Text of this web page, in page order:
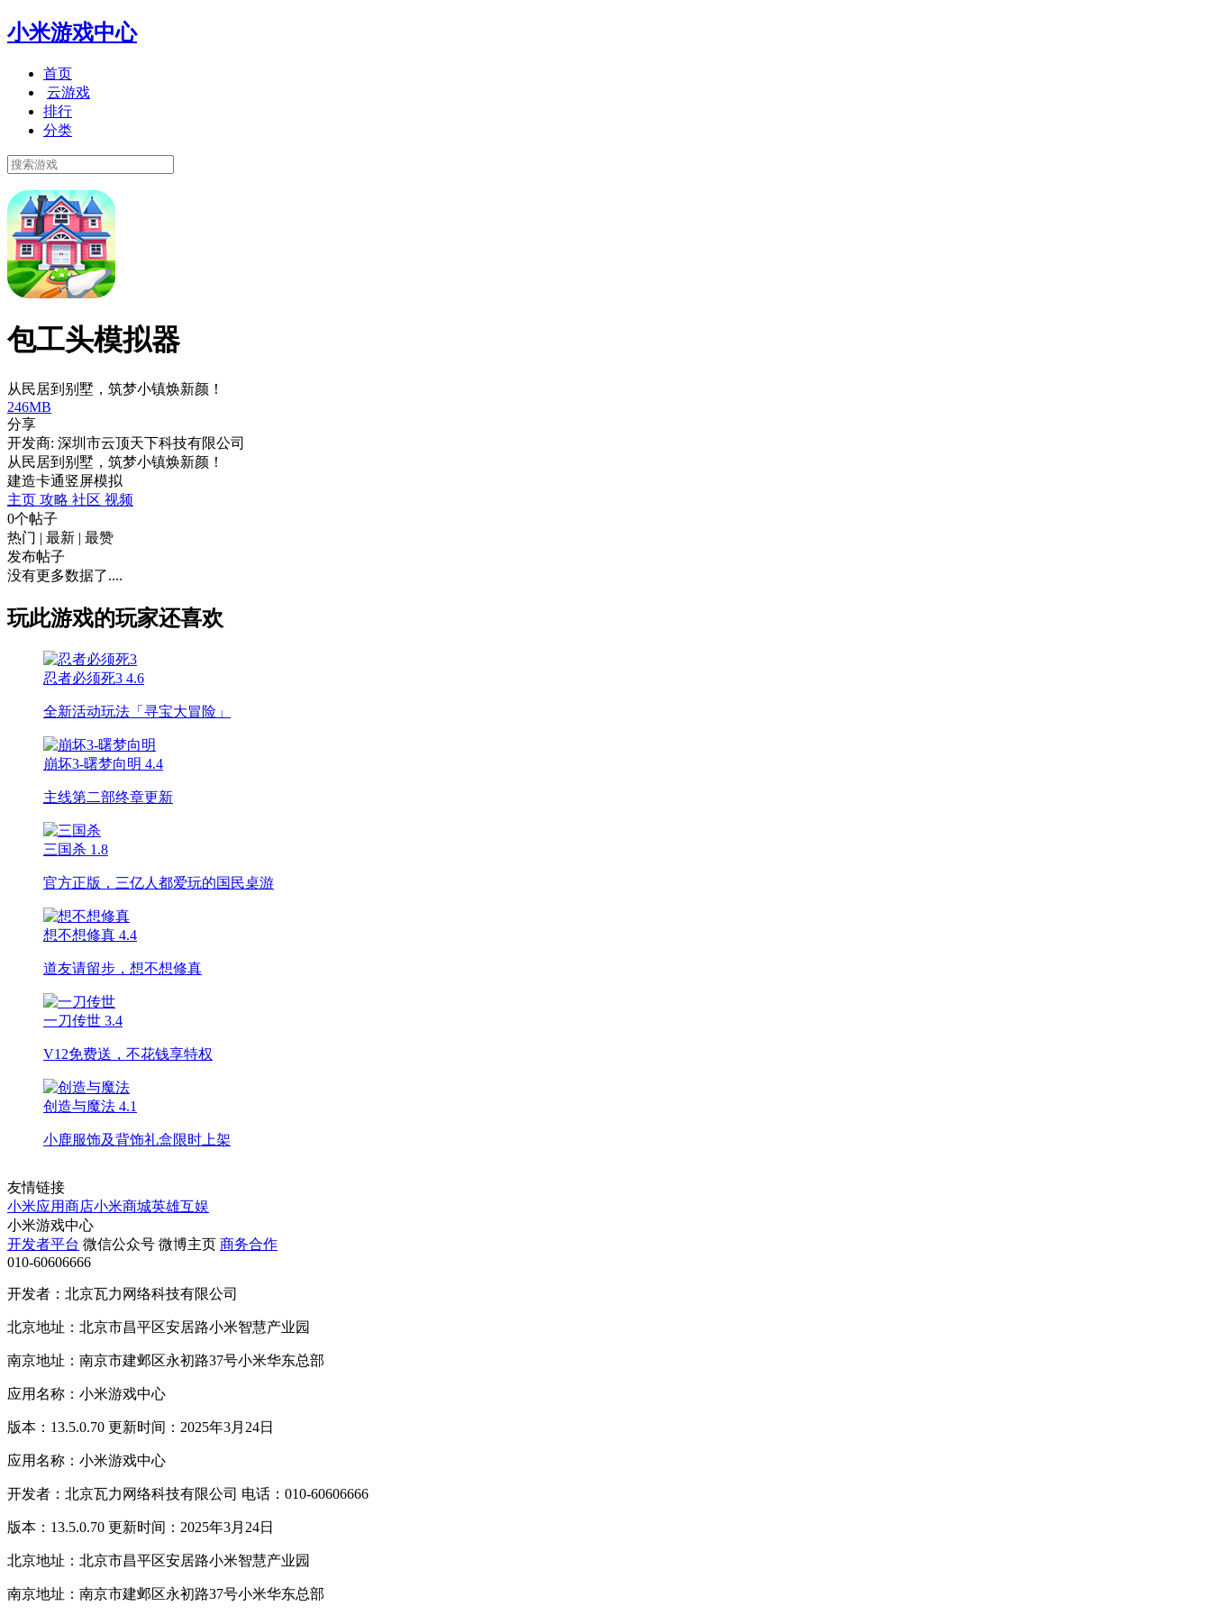
小米游戏中心
首页
云游戏
排行
分类
包工头模拟器
从民居到别墅，筑梦小镇焕新颜！
246MB
分享
开发商: 深圳市云顶天下科技有限公司
从民居到别墅，筑梦小镇焕新颜！
建造卡通竖屏模拟
主页 攻略 社区 视频
0个帖子
热门 | 最新 | 最赞
发布帖子
没有更多数据了....
玩此游戏的玩家还喜欢
忍者必须死3 4.6
全新活动玩法「寻宝大冒险」
崩坏3-曙梦向明 4.4
主线第二部终章更新
三国杀 1.8
官方正版，三亿人都爱玩的国民桌游
想不想修真 4.4
道友请留步，想不想修真
一刀传世 3.4
V12免费送，不花钱享特权
创造与魔法 4.1
小鹿服饰及背饰礼盒限时上架
友情链接
小米应用商店小米商城英雄互娱
小米游戏中心
开发者平台 微信公众号 微博主页 商务合作
010-60606666
开发者：北京瓦力网络科技有限公司
北京地址：北京市昌平区安居路小米智慧产业园
南京地址：南京市建邺区永初路37号小米华东总部
应用名称：小米游戏中心
版本：13.5.0.70 更新时间：2025年3月24日
应用名称：小米游戏中心
开发者：北京瓦力网络科技有限公司 电话：010-60606666
版本：13.5.0.70 更新时间：2025年3月24日
北京地址：北京市昌平区安居路小米智慧产业园
南京地址：南京市建邺区永初路37号小米华东总部